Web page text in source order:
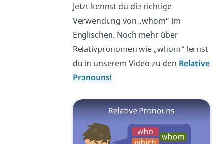
Jetzt kennst du die richtige
Verwendung von „whom“ im
Englischen. Noch mehr über
Relativpronomen wie „whom“ lernst
du in unserem Video zu den Relative
Pronouns!